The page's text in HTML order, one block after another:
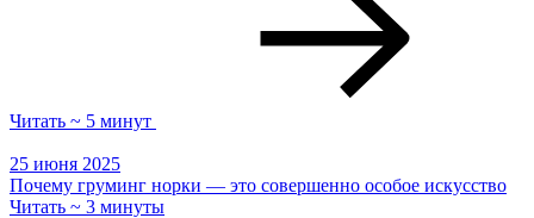
Читать ~ 5 минут
25 июня 2025
Почему груминг норки — это совершенно особое искусство
Читать ~ 3 минуты